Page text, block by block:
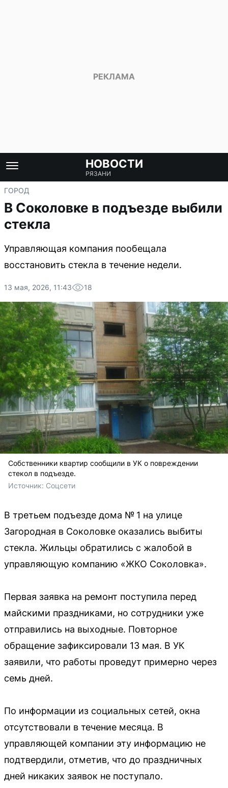
НОВОСТИ
РЯЗАНИ
ГОРОД
В Соколовке в подъезде выбили
стекла
Управляющая компания пообещала
восстановить стекла в течение недели.
13 мая, 2026, 11:43 18
Собственники квартир сообщили в УК о повреждении
стекол в подъезде.
Источник: Соцсети
В третьем подъезде дома № 1 на улице
Загородная в Соколовке оказались выбиты
стекла. Жильцы обратились с жалобой в
управляющую компанию «ЖКО Соколовка».
Первая заявка на ремонт поступила перед
майскими праздниками, но сотрудники уже
отправились на выходные. Повторное
обращение зафиксировали 13 мая. В УК
заявили, что работы проведут примерно через
семь дней.
По информации из социальных сетей, окна
отсутствовали в течение месяца. В
управляющей компании эту информацию не
подтвердили, отметив, что до праздничных
дней никаких заявок не поступало.